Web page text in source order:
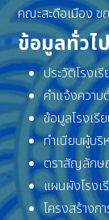
คณะสะดือเมือง
ข้อมูลทั่วไ
ประวัติโรงเ
คำแจ้งความ
ข้อมูลโรงเรี
ทำเนียบผู้บริ
ตราสัญลักษ
แผนผังโรงเ
โครงสร้างก